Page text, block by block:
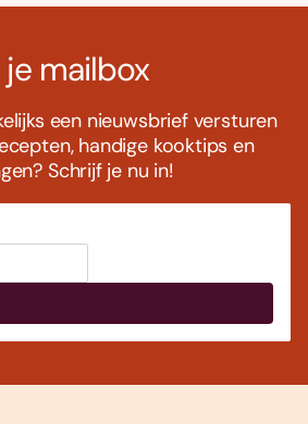
mailbox
een nieuwsbrief versturen
handige kooktips en
Schrijf je nu in!